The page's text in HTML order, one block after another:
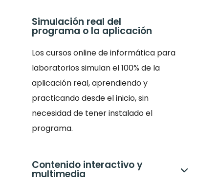
Simulación real del
programa o la aplicación
Los cursos online de informática para
laboratorios simulan el 100% de la
aplicación real, aprendiendo y
practicando desde el inicio, sin
necesidad de tener instalado el
programa.
Contenido interactivo y
multimedia